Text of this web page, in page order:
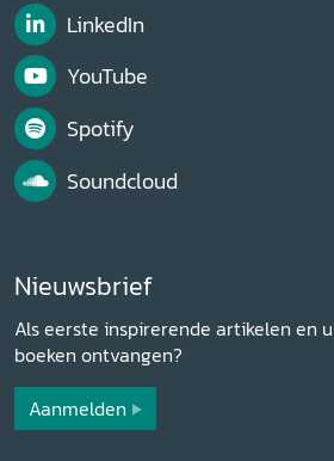
LinkedIn
YouTube
Spotify
Soundcloud
Nieuwsbrief
Als eerste inspirerende artikelen en
boeken ontvangen?
Aanmelden